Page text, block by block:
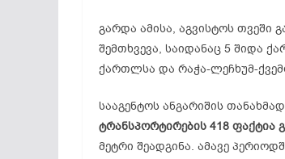
გარდა ამისა, აგვისტოს
შემთხვევა, საიდანაც 5 შიდა
ქართლსა და რაჭა-ლეჩხუმ-
სააგენტოს ანგარიშის
ტრანსპორტირების 418 ფაქტია
მეტრი შეადგინა. ამავე